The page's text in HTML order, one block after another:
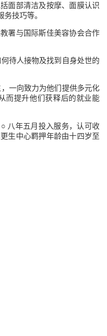
面部清洁及按摩、面膜认识
技巧等。
署与国际斯佳美容协会合作
待人接物及找到自身处世的
一向致力为他们提供多元化
而提升他们获释后的就业能
八年五月投入服务，认可收
生中心羁押年龄由十四岁至